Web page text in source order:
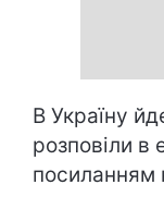
В Україну
розповіли в
посиланням